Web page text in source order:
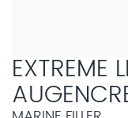
EXTREME